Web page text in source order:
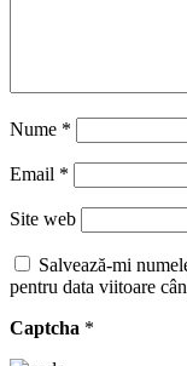
Nume *
Email *
Site web
Salvează-mi
pentru data viitoare
Captcha *